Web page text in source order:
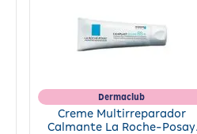
Dermaclub
Creme Multirreparador
Calmante La Roche-Posay